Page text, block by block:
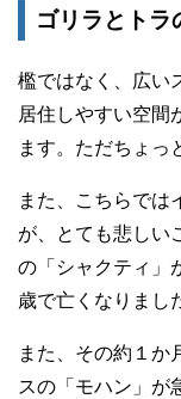
ゴリラとトラ
檻ではなく、広い
居住しやすい空間
ます。ただちょっ
また、こちらでは
が、とても悲しい
の「シャクティ」
歳で亡くなりまし
また、その約１か
スの「モハン」が